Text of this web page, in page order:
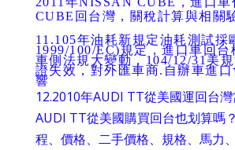
CUBE回台灣，關稅計算與相關
11.105年油耗新規定油耗測試採
1999/100/EC)規定，進口車回
車側法規大變動，104/12/31美
證失效，對外匯車商.自辦車進
響
12.2010年AUDI TT從美國運回台
AUDI TT從美國購買回台也划算嗎
程、價格、二手價格、規格、馬力